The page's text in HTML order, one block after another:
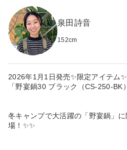
泉田詩音
152cm
2026年1月1日発売✨限定アイテム✨
「野宴鍋30 ブラック（CS‑250‑BK
冬キャンプで大活躍の「野宴鍋」
場！✨✨